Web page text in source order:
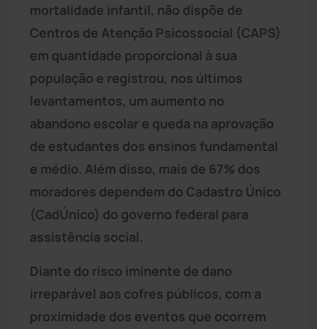
mortalidade infantil, não dispõe de
Centros de Atenção Psicossocial (CAPS)
em quantidade proporcional à sua
população e registrou, nos últimos
levantamentos, um aumento no
abandono escolar e queda na aprovação
de estudantes dos ensinos fundamental
e médio. Além disso, mais de 67% dos
moradores dependem do Cadastro Único
(CadÚnico) do governo federal para
assistência social.
Diante do risco iminente de dano
irreparável aos cofres públicos, com a
proximidade dos eventos que ocorrem